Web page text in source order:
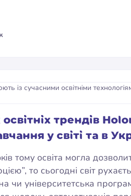
трендів
у світі та в
тому освіта могла
то сьогодні світ
чи університетська